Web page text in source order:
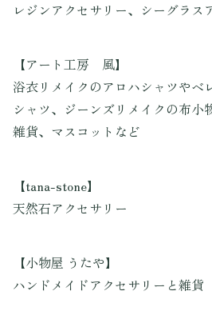
レジンアクセサリー、シーグラス
【アート工房 風】
浴衣リメイクのアロハシャツやベ
シャツ、ジーンズリメイクの布小
雑貨、マスコットなど
【tana-stone】
天然石アクセサリー
【小物屋 うたや】
ハンドメイドアクセサリーと雑貨